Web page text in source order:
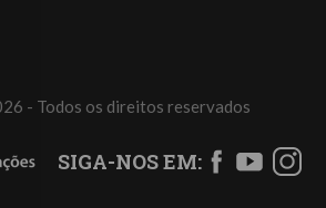
- Todos os direitos reservados
SIGA-NOS EM: